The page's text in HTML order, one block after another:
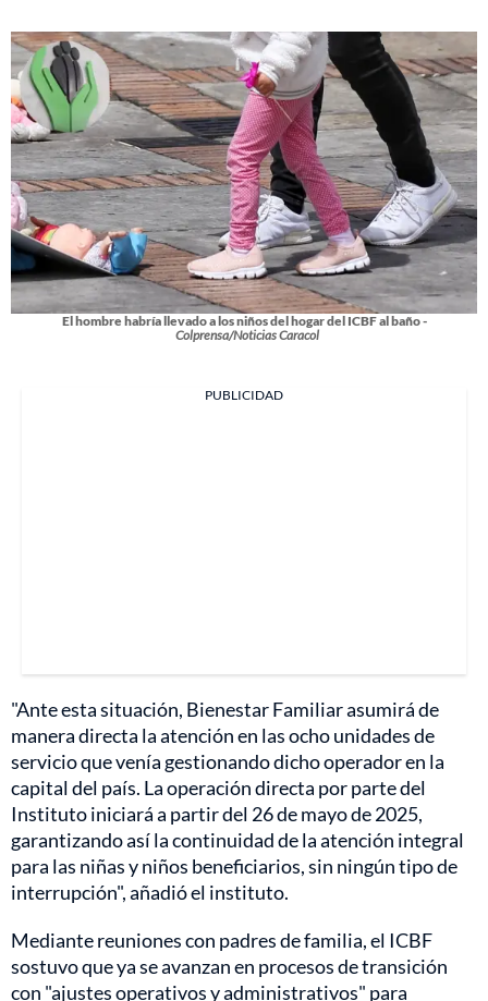
El hombre habría llevado a los niños del hogar del ICBF al baño -
Colprensa/Noticias Caracol
PUBLICIDAD
"Ante esta situación, Bienestar Familiar asumirá de
manera directa la atención en las ocho unidades de
servicio que venía gestionando dicho operador en la
capital del país. La operación directa por parte del
Instituto iniciará a partir del 26 de mayo de 2025,
garantizando así la continuidad de la atención integral
para las niñas y niños beneficiarios, sin ningún tipo de
interrupción", añadió el instituto.
Mediante reuniones con padres de familia, el ICBF
sostuvo que ya se avanzan en procesos de transición
con "ajustes operativos y administrativos" para